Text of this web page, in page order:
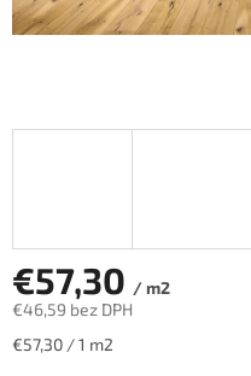
€57,30 / m2
€46,59 bez DPH
Jednotková
€57,30 / 1 m2